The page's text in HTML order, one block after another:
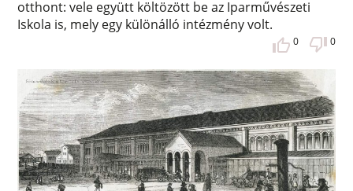
otthont: vele együtt költözött be az Iparművészeti
Iskola is, mely egy különálló intézmény volt.
0 0